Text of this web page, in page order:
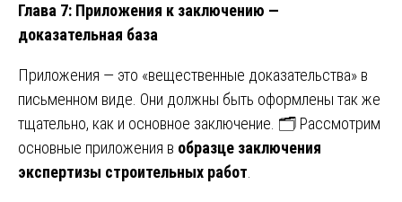
Глава 7: Приложения к заключению —
доказательная база
Приложения — это «вещественные доказательства» в
письменном виде. Они должны быть оформлены так же
тщательно, как и основное заключение. 🗂️ Рассмотрим
основные приложения в образце заключения
экспертизы строительных работ.